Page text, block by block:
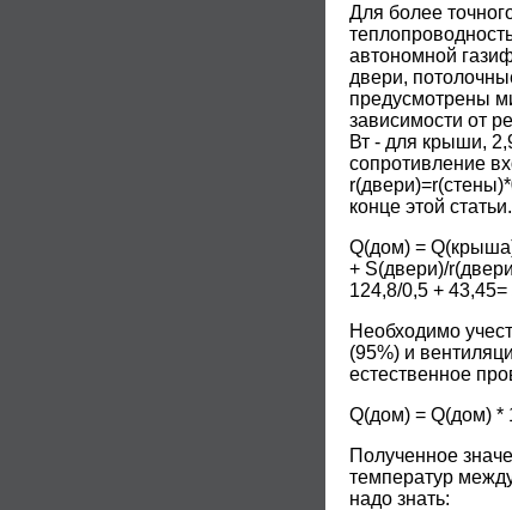
Для более
автономной
двери,
предусмотрены
зависимости от
Вт - для крыши,
сопротивление
конце этой
Q(дом) =
+ S(двери)/
124,8/0,5 + 43,45=
Необходимо
(95%) и
естественное
Q(дом) = Q(дом) *
Полученное
температур
надо знать: